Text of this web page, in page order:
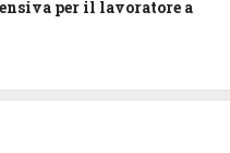
per il lavoratore a